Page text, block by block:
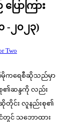
ြောကြား
၂၀၂၃)
Two
မိုကရေစီဆိုသည်မှာ
စု၏ဆန္ဒကို လည်း
ဆိုတိုင်း လူနည်းစု၏
ငံတွင် သဘောထား